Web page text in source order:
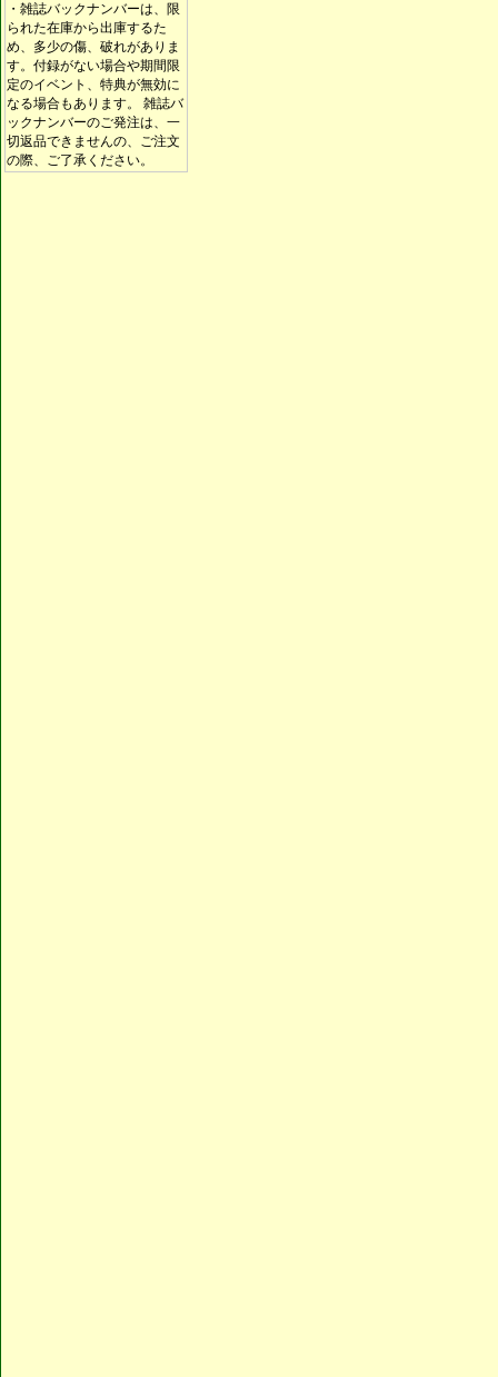
・雑誌バックナンバーは、限
られた在庫から出庫するた
め、多少の傷、破れがありま
す。付録がない場合や期間限
定のイベント、特典が無効に
なる場合もあります。 雑誌バ
ックナンバーのご発注は、一
切返品できませんの、ご注文
の際、ご了承ください。